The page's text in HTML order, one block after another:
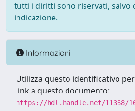
tutti i diritti sono riservati, salvo
indicazione.
Informazioni
Utilizza questo identificativo
link a questo documento:
https://hdl.handle.net/11368/